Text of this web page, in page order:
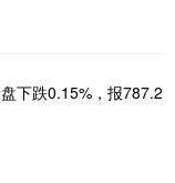
下跌0.15%，报787.2